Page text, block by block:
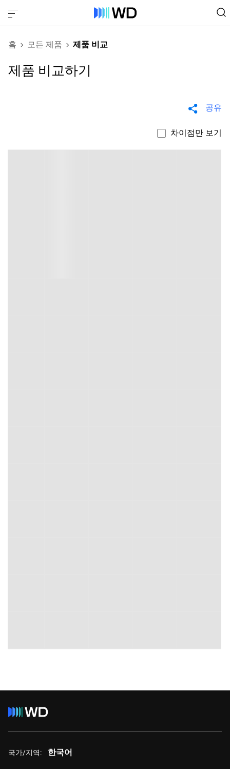
홈 모든 제품 제품 비교
제품 비교하기
공유
차이점만 보기
국가/지역: 한국어